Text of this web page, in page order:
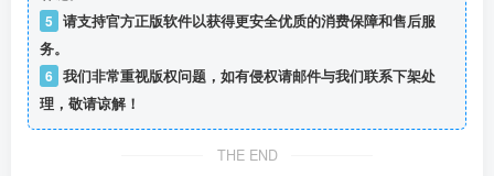
5 请支持官方正版软件以获得更安全优质的消费保障和售后服
务。
6 我们非常重视版权问题，如有侵权请邮件与我们联系下架处
理，敬请谅解！
THE END